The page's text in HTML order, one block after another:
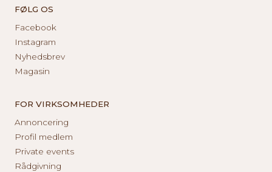
FØLG OS
Facebook
Instagram
Nyhedsbrev
Magasin
FOR VIRKSOMHEDER
Annoncering
Profil medlem
Private events
Rådgivning